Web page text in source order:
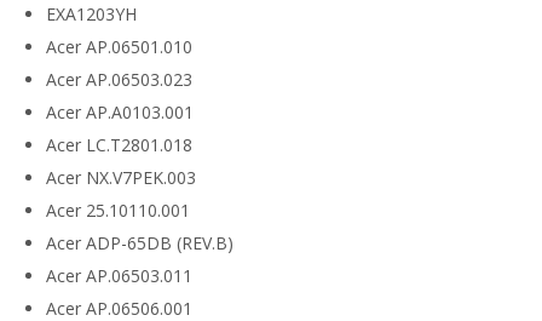
EXA1203YH
Acer AP.06501.010
Acer AP.06503.023
Acer AP.A0103.001
Acer LC.T2801.018
Acer NX.V7PEK.003
Acer 25.10110.001
Acer ADP-65DB (REV.B)
Acer AP.06503.011
Acer AP.06506.001